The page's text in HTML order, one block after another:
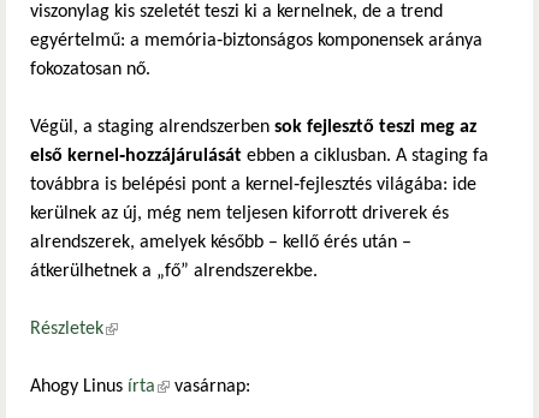
viszonylag kis szeletét teszi ki a kernelnek, de a trend
egyértelmű: a memória‑biztonságos komponensek aránya
fokozatosan nő.
Végül, a staging alrendszerben sok fejlesztő teszi meg az
első kernel‑hozzájárulását ebben a ciklusban. A staging fa
továbbra is belépési pont a kernel‑fejlesztés világába: ide
kerülnek az új, még nem teljesen kiforrott driverek és
alrendszerek, amelyek később – kellő érés után –
átkerülhetnek a „fő” alrendszerekbe.
Részletek(külső hivatkozás)
Ahogy Linus írta(külső hivatkozás)
vasárnap: